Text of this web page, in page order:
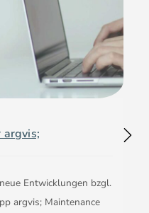
Entwicklungen bzgl.
argvis; Maintenance